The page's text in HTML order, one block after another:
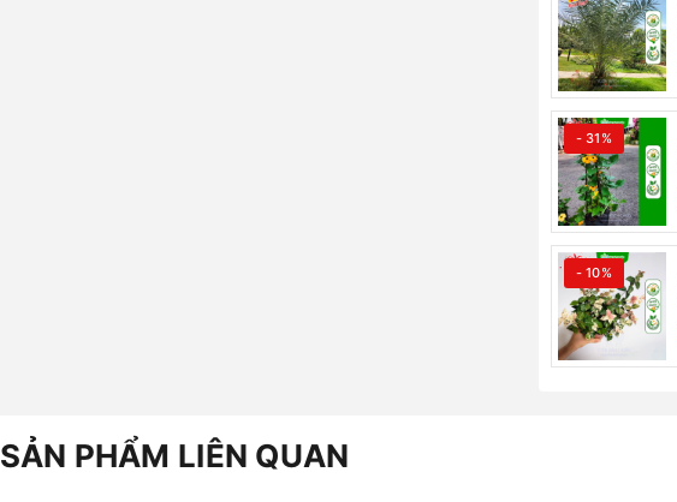
- 31%
- 10%
SẢN PHẨM LIÊN QUAN